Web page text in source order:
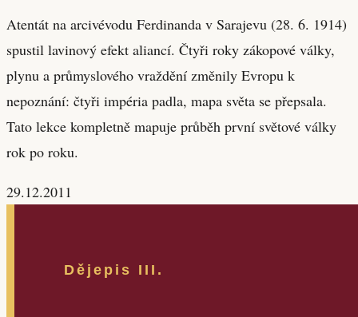
Atentát na arcivévodu Ferdinanda v Sarajevu (28. 6. 1914)
spustil lavinový efekt aliancí. Čtyři roky zákopové války,
plynu a průmyslového vraždění změnily Evropu k
nepoznání: čtyři impéria padla, mapa světa se přepsala.
Tato lekce kompletně mapuje průběh první světové války
rok po roku.
29.12.2011